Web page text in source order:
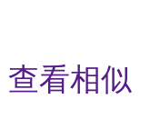
查看相似